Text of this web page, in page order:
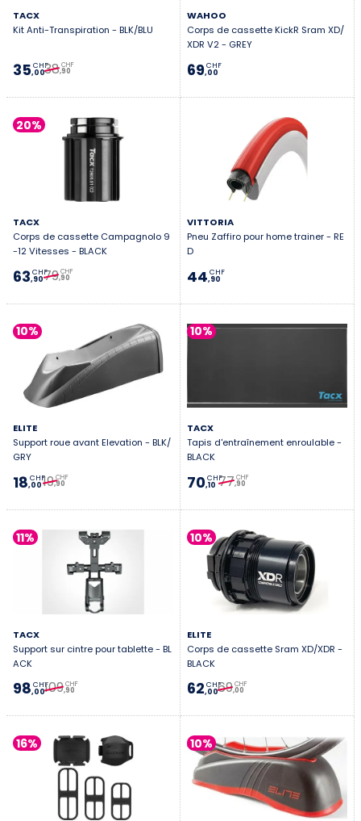
TACX
Kit Anti-Transpiration - BLK/BLU
35,00
CHF38,90
CHF
WAHOO
Corps de cassette KickR Sram XD/
XDR V2 - GREY
69,00
CHF
20%
TACX
Corps de cassette Campagnolo 9
-12 Vitesses - BLACK
63,90
CHF79,90
CHF
VITTORIA
Pneu Zaffiro pour home trainer - RE
D
44,90
CHF
10%
ELITE
Support roue avant Elevation - BLK/
GRY
18,00
CHF19,90
CHF
10%
TACX
Tapis d'entraînement enroulable -
BLACK
70,10
CHF77,90
CHF
11%
TACX
Support sur cintre pour tablette - BL
ACK
98,00
CHF109,90
CHF
10%
ELITE
Corps de cassette Sram XD/XDR -
BLACK
62,00
CHF69,00
CHF
16% 10%